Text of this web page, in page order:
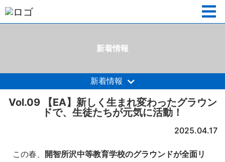
新着情報
新着情報
Vol.09 【EA】新しく生まれ変わったグラウン
ドで、生徒たちが元気に活動！
2025.04.17
この春、 開智所沢中等教育学校のグラウンドが全面リ